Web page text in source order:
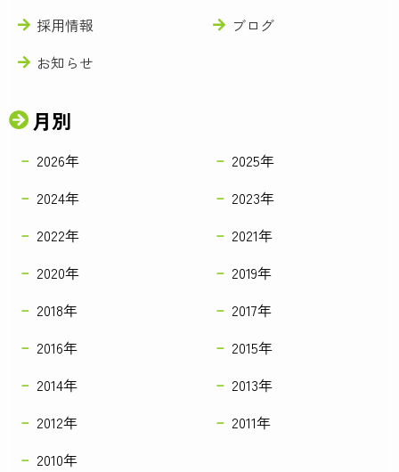
採用情報
ブログ
お知らせ
月別
2026年
2025年
2024年
2023年
2022年
2021年
2020年
2019年
2018年
2017年
2016年
2015年
2014年
2013年
2012年
2011年
2010年